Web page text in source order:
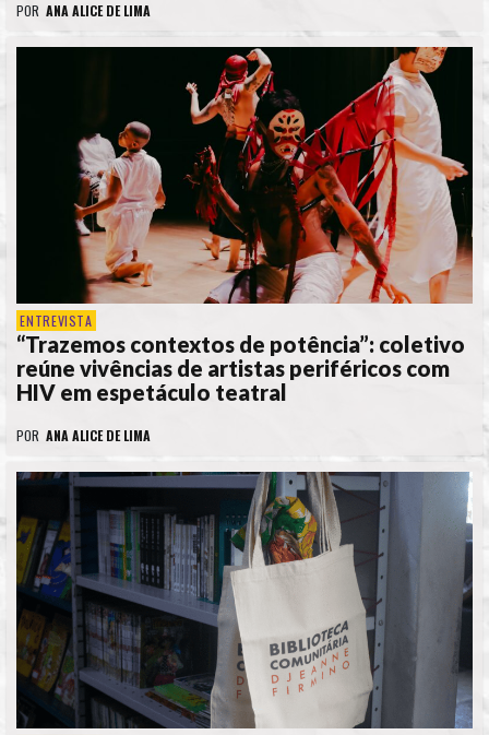
POR ANA ALICE DE LIMA
ENTREVISTA
“Trazemos contextos de potência”: coletivo
reúne vivências de artistas periféricos com
HIV em espetáculo teatral
POR ANA ALICE DE LIMA